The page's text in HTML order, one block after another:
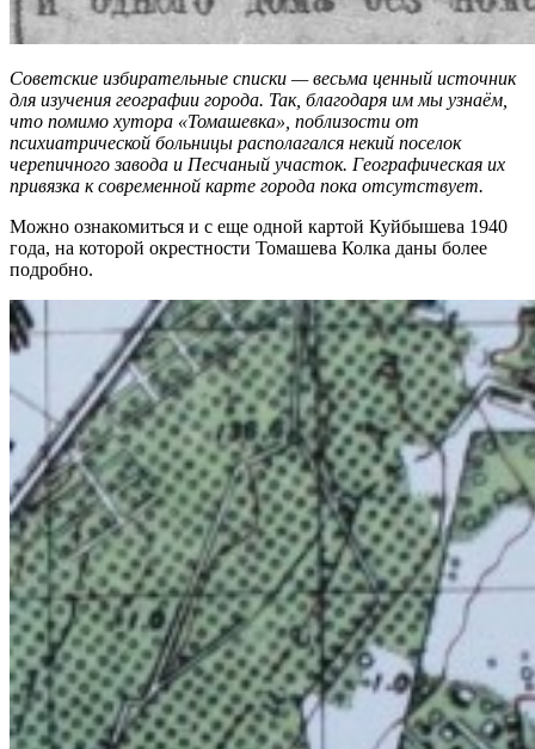
Советские избирательные списки — весьма ценный источник
для изучения географии города. Так, благодаря им мы узнаём,
что помимо хутора «Томашевка», поблизости от
психиатрической больницы располагался некий поселок
черепичного завода и Песчаный участок. Географическая их
привязка к современной карте города пока отсутствует.
Можно ознакомиться и с еще одной картой Куйбышева 1940
года, на которой окрестности Томашева Колка даны более
подробно.